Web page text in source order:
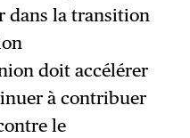
dans la transition
doit accélérer
à contribuer
le